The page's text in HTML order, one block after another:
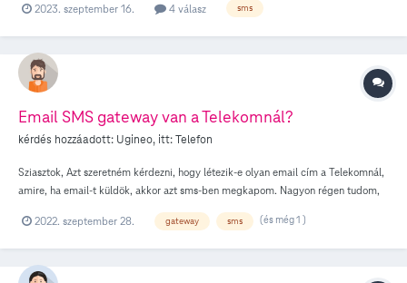
van szó. Köszönöm előre is a választ.
2023. szeptember 16. 4 válasz sms
Email SMS gateway van a Telekomnál?
kérdés hozzáadott: Ugineo, itt:Telefon
Sziasztok, Azt szeretném kérdezni, hogy létezik-e olyan email cím a Telekomnál,
amire, ha email-t küldök, akkor azt sms-ben megkapom. Nagyon régen tudom,
még ilyesmi? Akit igazán érdekel, hogy miért van erre szükségem, és szeret
telefon folyamatosan elkezdjen csörögni (tehát ne csak 1 db értesítést küldjön),
2022. szeptember 28. gateway sms (és még 1 )